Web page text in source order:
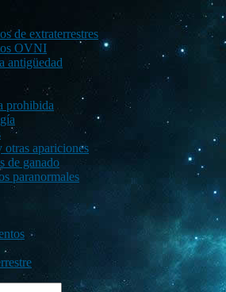
de extraterrestres
OVNI
antigüedad
prohibida
otras apariciones
de ganado
paranormales